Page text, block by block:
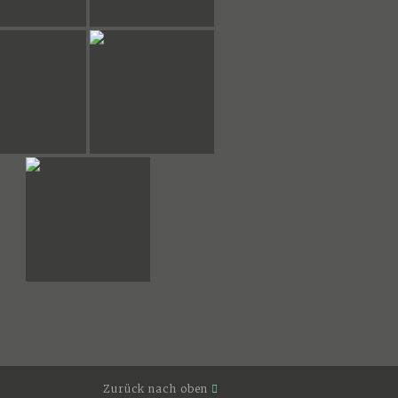
Zurück nach oben